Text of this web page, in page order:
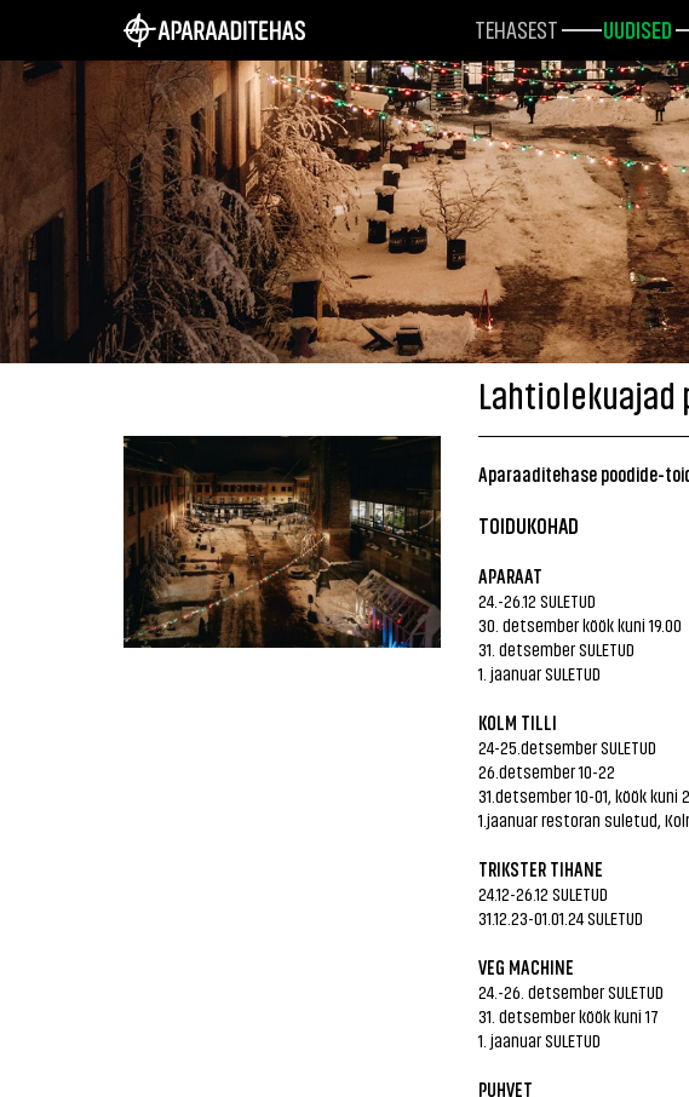
TEHASEST UUDISED
Lahtiolekuajad
Aparaaditehase poodide-
TOIDUKOHAD
APARAAT
24.-26.12 SULETUD
30. detsember köök kuni 19.00
31. detsember SULETUD
1. jaanuar SULETUD
KOLM TILLI
24-25.detsember SULETUD
26.detsember 10-22
31.detsember 10-01, köök kuni
1.jaanuar restoran suletud,
TRIKSTER TIHANE
24.12-26.12 SULETUD
31.12.23-01.01.24 SULETUD
VEG MACHINE
24.-26. detsember SULETUD
31. detsember köök kuni 17
1. jaanuar SULETUD
PUHVET